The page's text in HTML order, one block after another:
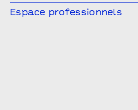
Vous êtes enseignant·e ?
L’équipe
Espace professionnels